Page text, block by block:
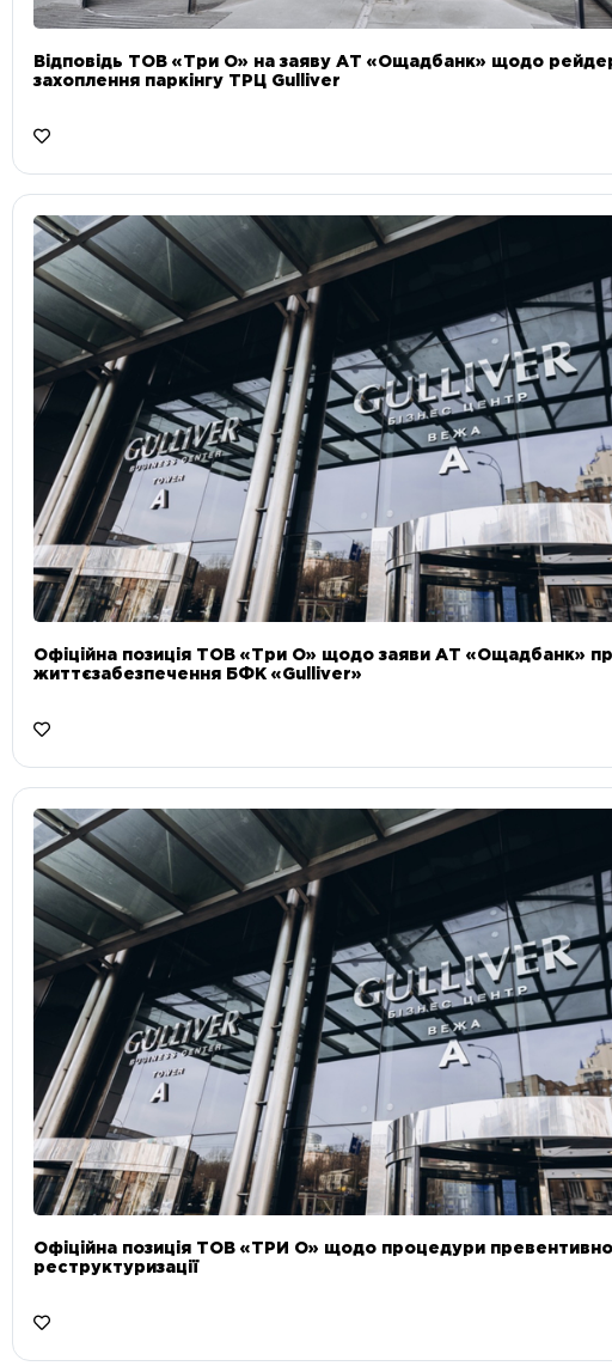
Відповідь ТОВ «Три О» на заяву АТ «Ощадбанк» щодо
захоплення паркінгу ТРЦ Gulliver
Офіційна позиція ТОВ «Три О» щодо заяви АТ «Ощадбанк»
життєзабезпечення БФК «Gulliver»
Офіційна позиція ТОВ «ТРИ О» щодо процедури
реструктуризації